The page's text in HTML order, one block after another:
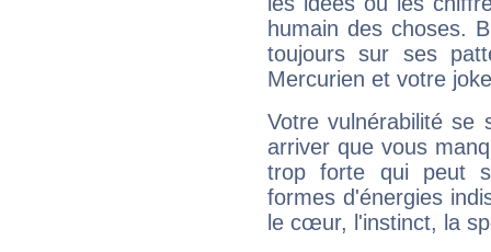
humain des choses.
toujours sur ses
Mercurien et votre
Votre vulnérabilité se
arriver que vous
trop forte qui peut
formes d'énergies
le cœur, l'instinct, la